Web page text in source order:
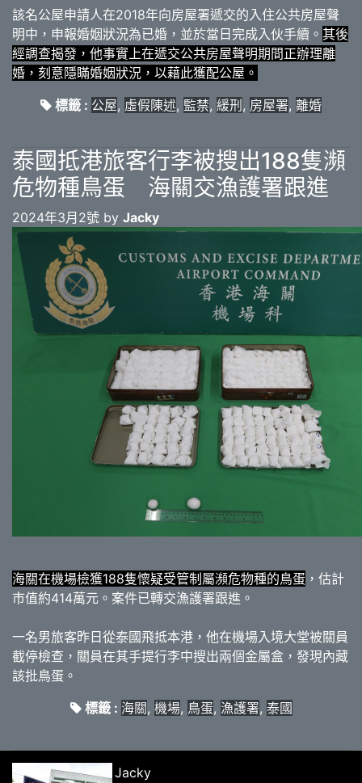
該名公屋申請人在2018年向房屋署遞交的入住公共房屋聲
明中，申報婚姻狀況為已婚，並於當日完成入伙手續。 其後
經調查揭發，他事實上在遞交公共房屋聲明期間正辦理離
婚，刻意隱瞞婚姻狀況，以藉此獲配公屋。
標籤 : 公屋, 虛假陳述, 監禁, 緩刑 , 房屋署, 離婚
泰國抵港旅客行李被搜出188隻瀕
危物種鳥蛋 海關交漁護署跟進
2024年3月2號 by Jacky
海關在機場檢獲188隻懷疑受管制屬瀕危物種的鳥蛋 ，估計
市值約414萬元。案件已轉交漁護署跟進。
一名男旅客昨日從泰國飛抵本港，他在機場入境大堂被關員
截停檢查，關員在其手提行李中搜出兩個金屬盒，發現內藏
該批鳥蛋。
標籤 : 海關, 機場, 鳥蛋, 漁護署, 泰國
Jacky